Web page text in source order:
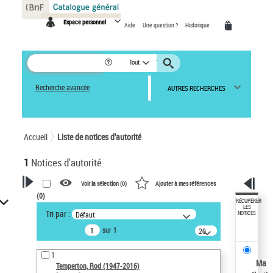
Espace personnel Aide Une question ? Historique
Tout
Recherche avancée AUTRES RECHERCHES
Accueil Liste de notices d’autorité
1 Notices d'autorité
VOTRE RECHERCHE
Recherche avancée dans les
notices d’autorité
Œuvres liées à l'auteur :
Temperton, Rod (1947-2016)
Voir la sélection (0) Ajouter à mes références
(0)
Tri par : Défaut
sur 1
20
résultats/page
1
Temperton, Rod (1947-2016)
RÉCUPÉRER
LES
NOTICES
Ma
Panneau de gestion des cookies